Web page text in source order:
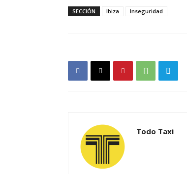
SECCIÓN Ibiza Inseguridad
Todo Taxi